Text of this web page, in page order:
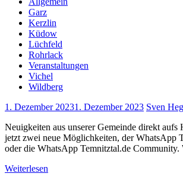
Garz
Kerzlin
Küdow
Lüchfeld
Rohrlack
Veranstaltungen
Vichel
Wildberg
1. Dezember 20231. Dezember 2023 Sven
Neuigkeiten aus unserer Gemeinde direkt aufs
jetzt zwei neue Möglichkeiten, der WhatsApp
oder die WhatsApp Temnitztal.de
Weiterlesen